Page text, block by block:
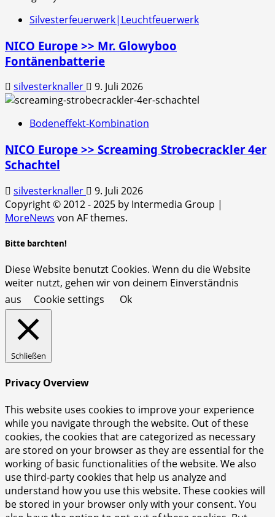
Silvesterfeuerwerk|Leuchtfeuerwerk
NICO Europe >> Mr. Glowyboo
Fontänenbatterie
silvesterknaller 9. Juli 2026
Bodeneffekt-Kombination
NICO Europe >> Screaming Strobecrackler 4er
Schachtel
silvesterknaller
9. Juli 2026
Copyright © 2012 - 2025 by Intermedia Group |
MoreNews von AF themes.
Bitte barchten!
Diese Website benutzt Cookies. Wenn du die Website
weiter nutzt, gehen wir von deinem Einverständnis
aus
Cookie settings Ok
Schließen
Privacy Overview
This website uses cookies to improve your experience
while you navigate through the website. Out of these
cookies, the cookies that are categorized as necessary
are stored on your browser as they are essential for the
working of basic functionalities of the website. We also
use third-party cookies that help us analyze and
understand how you use this website. These cookies will
be stored in your browser only with your consent. You